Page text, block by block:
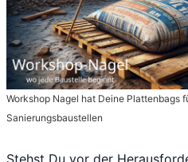
Workshop Nagel hat Deine Plattenbags
Sanierungsbaustellen
Stehst Du vor der